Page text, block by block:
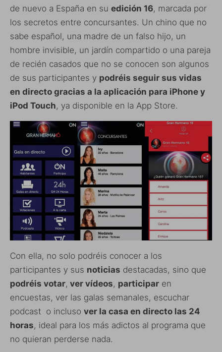
de nuevo a España en su edición 16, marcada por
los secretos entre concursantes. Un chino que no
sabe español, una madre de un falso hijo, un
hombre invisible, un jardín compartido o una pareja
de recién casados que no se conocen son algunos
de sus participantes y podréis seguir sus vidas
en directo gracias a la aplicación para iPhone y
iPod Touch, ya disponible en la App Store.
Con ella, no solo podréis conocer a los
participantes y sus noticias destacadas, sino que
podréis votar, ver vídeos, participar en
encuestas, ver las galas semanales, escuchar
podcast o incluso ver la casa en directo las 24
horas, ideal para los más adictos al programa que
no quieran perderse nada.